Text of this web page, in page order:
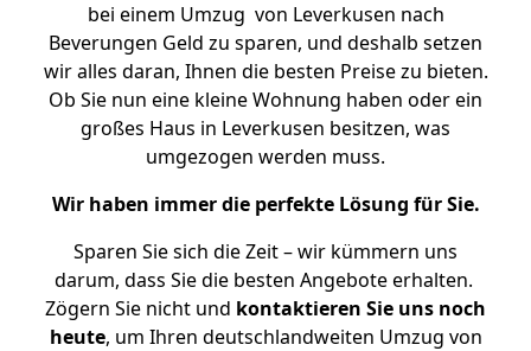
bei einem Umzug von Leverkusen nach
Beverungen Geld zu sparen, und deshalb setzen
wir alles daran, Ihnen die besten Preise zu bieten.
Ob Sie nun eine kleine Wohnung haben oder ein
großes Haus in Leverkusen besitzen, was
umgezogen werden muss.
Wir haben immer die perfekte Lösung für Sie.
Sparen Sie sich die Zeit – wir kümmern uns
darum, dass Sie die besten Angebote erhalten.
Zögern Sie nicht und kontaktieren Sie uns noch
heute, um Ihren deutschlandweiten Umzug von